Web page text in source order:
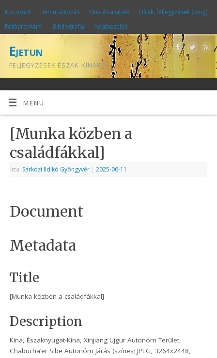
Köszöntő Bemutatkozás Kína és a sibék
Hírek, feljegyzések (blog)
Fotóarchívum
Bibliográfia Adatkezelés
Ejetun
FELJEGYZÉSEK ÉSZAK-KÍNÁRÓL
MENÜ
[Munka közben a
családfákkal]
Írta: Sárközi Ildikó Gyöngyvér | 2025-06-11 |
Document
Metadata
Title
[Munka közben a családfákkal]
Description
Kína, Északnyugat-Kína, Xinjiang Ujgur Autonóm Terület,
Chabucha’er Sibe Autonóm Járás (színes; JPEG, 3264x2448,